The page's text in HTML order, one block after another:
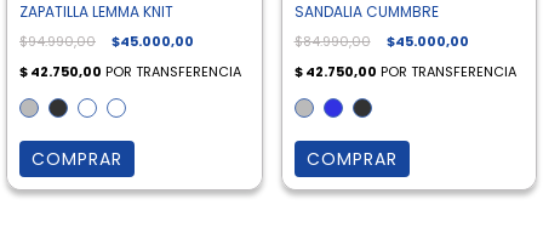
ZAPATILLA LEMMA KNIT
$94.990,00 $45.000,00
COMPRAR
SANDALIA CUMMBRE
$84.990,00 $45.000,00
COMPRAR